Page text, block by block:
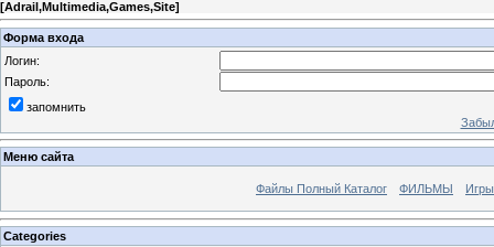
[Adrail,Multimedia,Games,Site]
Форма входа
Логин:
Пароль:
запомнить
Меню сайта
Файлы Полный Каталог ФИЛЬМЫ
Categories